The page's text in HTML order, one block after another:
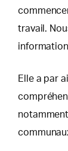
travail.
Elle a par